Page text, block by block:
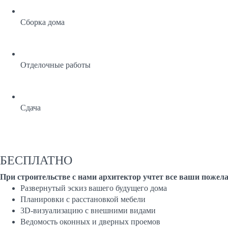
Сборка дома
Отделочные работы
Сдача
БЕСПЛАТНО
При строительстве с нами архитектор учтет все ваши
Развернутый эскиз вашего будущего дома
Планировки с расстановкой мебели
3D-визуализацию с внешними видами
Ведомость оконных и дверных проемов